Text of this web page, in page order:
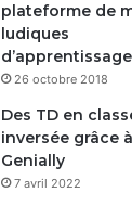
plateforme de
ludiques
d’apprentissage
26 octobre 2018
Des TD en
inversée grâce à
Genially
7 avril 2022